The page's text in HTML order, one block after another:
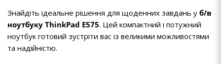
Знайдіть ідеальне рішення для щоденних завдань у б/в
ноутбуку ThinkPad E575. Цей компактний і потужний
ноутбук готовий зустріти вас із великими можливостями
та надійністю.